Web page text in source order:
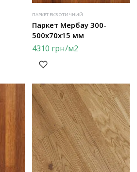
ПАРКЕТ ЕКЗОТИЧНИЙ
Паркет Мербау 300-
500х70х15 мм
4310 грн/м2